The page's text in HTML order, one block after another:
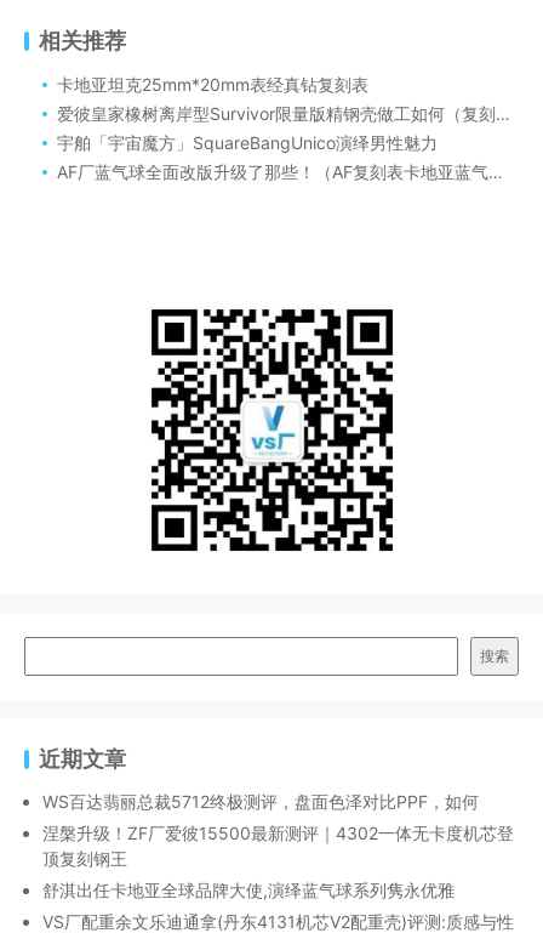
相关推荐
卡地亚坦克25mm*20mm表经真钻复刻表
爱彼皇家橡树离岸型Survivor限量版精钢壳做工如何（复刻表爱彼“战争幸存者”或“大闸蟹”钢壳款同样可以解毒）
宇舶「宇宙魔方」SquareBangUnico演绎男性魅力
AF厂蓝气球全面改版升级了那些！（AF复刻表卡地亚蓝气球2022版怎么样）
搜索
近期文章
WS百达翡丽总裁5712终极测评，盘面色泽对比PPF，如何
涅槃升级！ZF厂爱彼15500最新测评｜4302一体无卡度机芯登
顶复刻钢王
舒淇出任卡地亚全球品牌大使,演绎蓝气球系列隽永优雅
VS厂配重余文乐迪通拿(丹东4131机芯V2配重壳)评测:质感与性